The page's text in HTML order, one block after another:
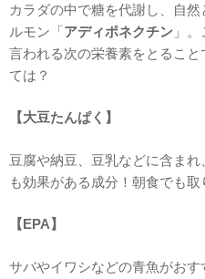
カラダの中で糖を代謝し、自
ルモン「アディポネクチン 」
言われる次の栄養素をとるこ
ては？
【大豆たんぱく】
豆腐や納豆、豆乳などに含ま
も効果がある成分！朝食でも
【EPA】
サバやイワシなどの青魚がおす